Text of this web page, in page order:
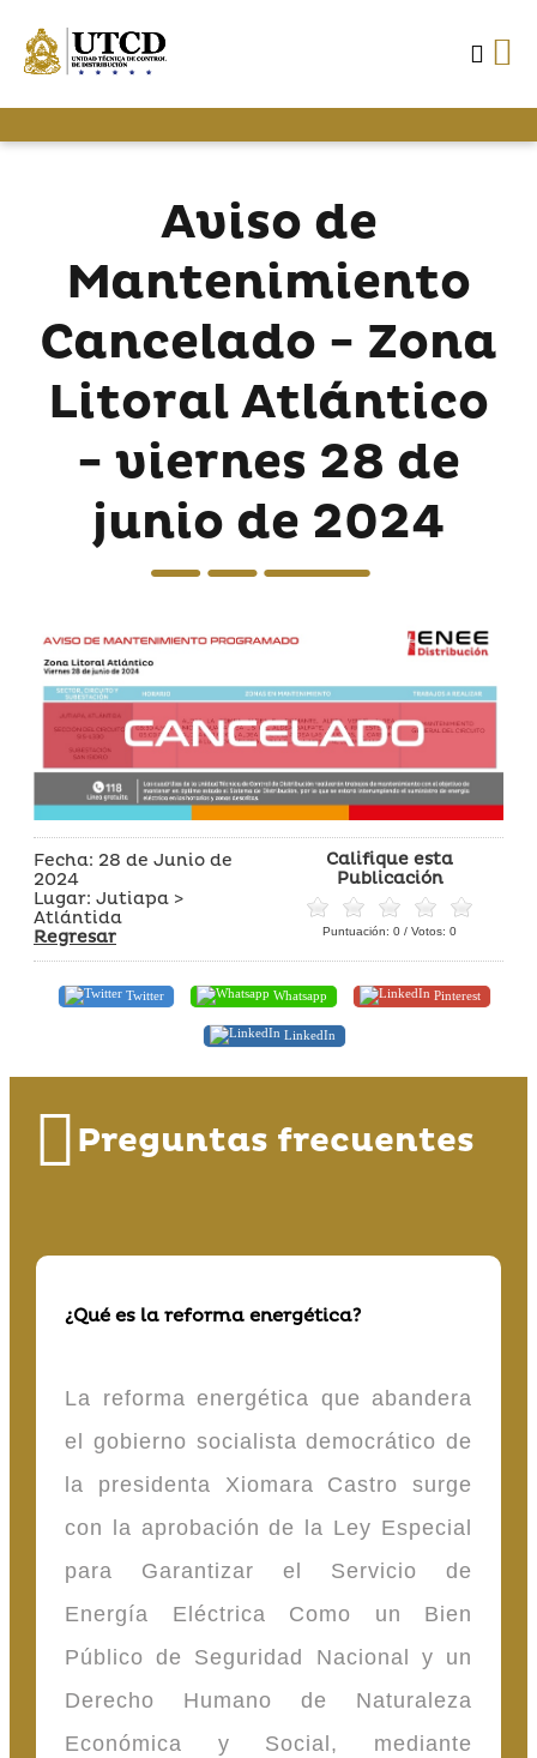
Aviso de
Mantenimiento
Cancelado - Zona
Litoral Atlántico
- viernes 28 de
junio de 2024
Fecha: 28 de Junio de
2024
Lugar: Jutiapa >
Atlántida
Regresar
Califique esta
Publicación
Puntuación: 0 / Votos: 0
Twitter Whatsapp Pinterest
LinkedIn
Preguntas frecuentes
¿Qué es la reforma energética?
La reforma energética que abandera
el gobierno socialista democrático de
la presidenta Xiomara Castro surge
con la aprobación de la Ley Especial
para Garantizar el Servicio de
Energía Eléctrica Como un Bien
Público de Seguridad Nacional y un
Derecho Humano de Naturaleza
Económica y Social, mediante